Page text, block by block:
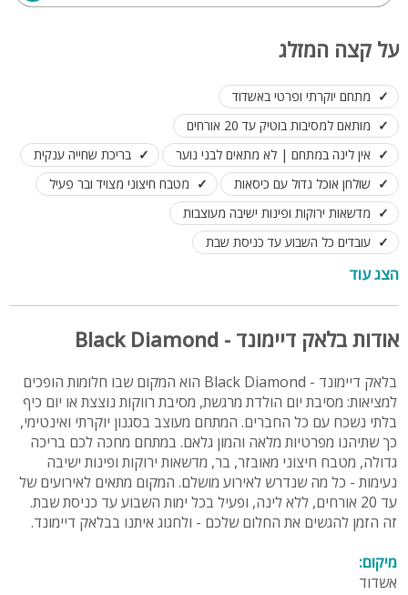
על קצה המזלג
מתחם יוקרתי ופרטי באשדוד
מותאם למסיבות בוטיק עד 20 אורחים
אין לינה במתחם | לא מתאים לבני נוער
בריכת שחייה ענקית
שולחן אוכל גדול עם כיסאות
מטבח חיצוני מצויד ובר פעיל
מדשאות ירוקות ופינות ישיבה מעוצבות
עובדים כל השבוע עד כניסת שבת
חדר רחצה עם מקלחת ושירותיםהצג עוד
אודות בלאק דיימונד - Black Diamond
בלאק דיימונד - Black Diamond הוא המקום שבו חלומות הופכים
למציאות: מסיבת יום הולדת מרגשת, מסיבת רווקות נוצצת או יום כיף
בלתי נשכח עם כל החברים. המתחם מעוצב בסגנון יוקרתי ואינטימי,
כך שתיהנו מפרטיות מלאה והמון גלאם. במתחם מחכה לכם בריכה
גדולה, מטבח חיצוני מאובזר, בר, מדשאות ירוקות ופינות ישיבה
נעימות - כל מה שנדרש לאירוע מושלם. המקום מתאים לאירועים של
עד 20 אורחים, ללא לינה, ופעיל בכל ימות השבוע עד כניסת שבת.
זה הזמן להגשים את החלום שלכם - ולחגוג איתנו בבלאק דיימונד.
מיקום:
אשדוד